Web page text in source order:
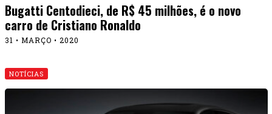
Bugatti Centodieci, de R$ 45 milhões, é o novo
carro de Cristiano Ronaldo
31 • MARÇO • 2020
NOTÍCIAS